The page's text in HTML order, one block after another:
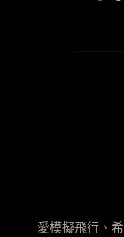
愛模擬飛行、